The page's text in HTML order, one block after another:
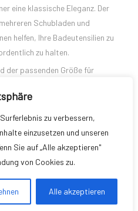
zu verbessern,
einzusetzen und unseren
Sie auf „Alle akzeptieren"
von Cookies zu.
Alle akzeptieren
eine klassische Eleganz. Der
Schubladen und
helfen, Ihre Badeutensilien zu
zu halten.
der passenden Größe für
und
Wir hoffen, dass sie Ihnen
Einkauf dienen können. Ganz
oder schlichten Stil
sicherlich den passenden